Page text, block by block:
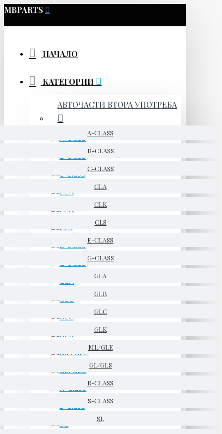
MBPARTS
НАЧАЛО
КАТЕГОРИИ
АВТОЧАСТИ ВТОРА УПОТРЕБА
A-CLASS
B-CLASS
C-CLASS
CLA
CLK
CLS
E-CLASS
G-CLASS
GLA
GLB
GLC
GLK
ML/GLE
GL/GLS
R-CLASS
S-CLASS
SL